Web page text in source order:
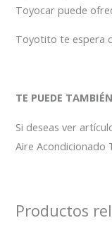
Toyocar puede
Toyotito te espera
TE PUEDE
Si deseas ver
Aire
Productos